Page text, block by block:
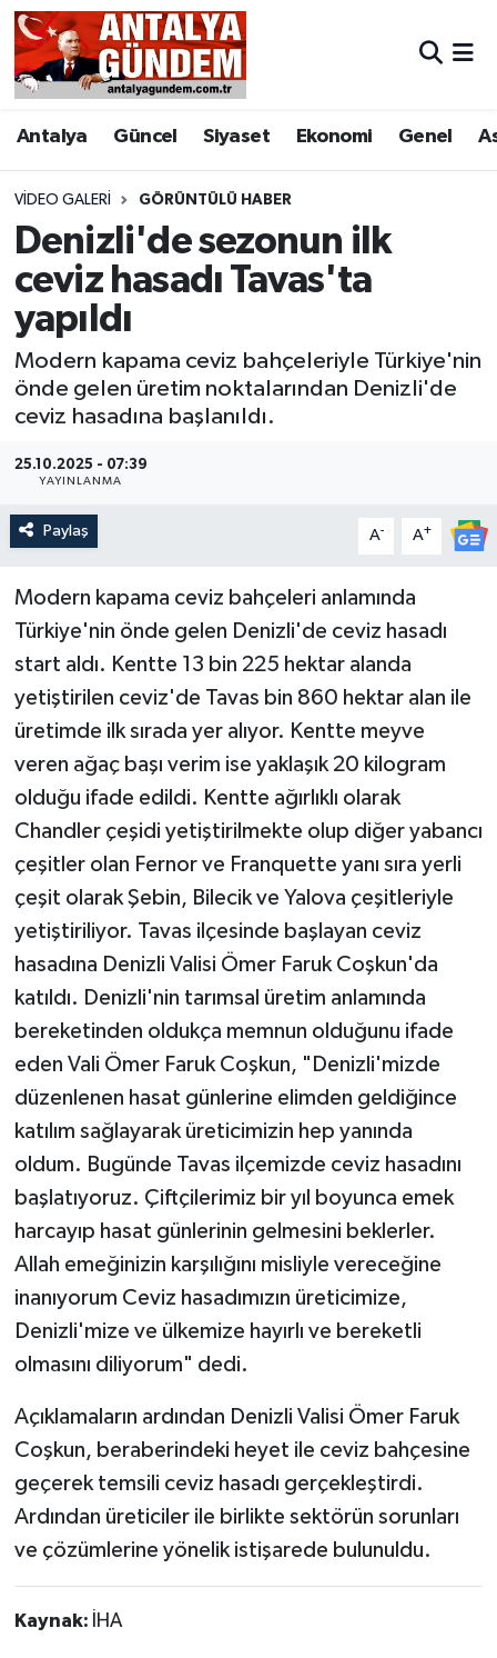
Antalya Güncel Siyaset Ekonomi Genel
VIDEO GALERI GÖRÜNTÜLÜ HABER
Denizli'de sezonun ilk
ceviz hasadı Tavas'ta
yapıldı
Modern kapama ceviz bahçeleriyle Türkiye'nin
önde gelen üretim noktalarından Denizli'de
ceviz hasadına başlanıldı.
25.10.2025 - 07:39
YAYINLANMA
Paylaş A- A+
Modern kapama ceviz bahçeleri anlamında
Türkiye'nin önde gelen Denizli'de ceviz hasadı
start aldı. Kentte 13 bin 225 hektar alanda
yetiştirilen ceviz'de Tavas bin 860 hektar alan ile
üretimde ilk sırada yer alıyor. Kentte meyve
veren ağaç başı verim ise yaklaşık 20 kilogram
olduğu ifade edildi. Kentte ağırlıklı olarak
Chandler çeşidi yetiştirilmekte olup diğer yabancı
çeşitler olan Fernor ve Franquette yanı sıra yerli
çeşit olarak Şebin, Bilecik ve Yalova çeşitleriyle
yetiştiriliyor. Tavas ilçesinde başlayan ceviz
hasadına Denizli Valisi Ömer Faruk Coşkun'da
katıldı. Denizli'nin tarımsal üretim anlamında
bereketinden oldukça memnun olduğunu ifade
eden Vali Ömer Faruk Coşkun, "Denizli'mizde
düzenlenen hasat günlerine elimden geldiğince
katılım sağlayarak üreticimizin hep yanında
oldum. Bugünde Tavas ilçemizde ceviz hasadını
başlatıyoruz. Çiftçilerimiz bir yıl boyunca emek
harcayıp hasat günlerinin gelmesini beklerler.
Allah emeğinizin karşılığını misliyle vereceğine
inanıyorum Ceviz hasadımızın üreticimize,
Denizli'mize ve ülkemize hayırlı ve bereketli
olmasını diliyorum" dedi.
Açıklamaların ardından Denizli Valisi Ömer Faruk
Coşkun, beraberindeki heyet ile ceviz bahçesine
geçerek temsili ceviz hasadı gerçekleştirdi.
Ardından üreticiler ile birlikte sektörün sorunları
ve çözümlerine yönelik istişarede bulunuldu.
Kaynak: İHA
Antalya
Asayiş
Bilim & Teknoloji
Bölge
EĞİTİM
Ekonomi
Genel
Görüntülü Haber
Güncel
Kültür & Sanat
Resmi İlan
Sağlık & Yaşam
Siyaset
Spor
Antalya Nöbetçi Eczaneler
Antalya Hava Durumu
Antalya Namaz Vakitleri
Antalya Trafik Yoğunluk Haritası
Süper Lig Puan Durumu ve Fikstür
Tüm Manşetler
Son Dakika Haberleri
Haber Arşivi